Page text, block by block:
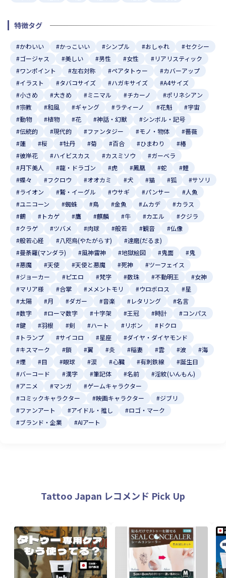
特徴タグ
#かわいい #かっこいい #シンプル #おしゃれ
#セクシー
#ゴージャス
#美しい #男性 #女性
#リアリスティック
#ワンポイント
#左右対称 #ペアタトゥー
#カバーアップ
#イラスト
#タバコサイズ #ハガキサイズ
#A4サイズ
#小さめ
#大きめ #ミニマル #チカーノ
#ポリネシアン
#宗教
#和風 #ギャング #ラティーノ #花魁
#宇宙
#動物
#植物 #花 #神話・幻獣
#シンボル・記号
#伝統的
#現代的 #ファンタジー #モノ・物体
#薔薇
#蓮
#桜 #牡丹 #菊 #百合 #ひまわり
#椿
#彼岸花
#ハイビスカス #カスミソウ
#ガーベラ
#月下美人
#龍・ドラゴン #虎 #鳳凰 #蛇
#鯉
#蝶々
#フクロウ #オオカミ #犬 #猫 #狐
#サソリ
#ライオン
#鷲・イーグル #ウサギ #パンサー
#人魚
#ユニコーン
#蜘蛛 #鳥 #金魚 #ムカデ
#カラス
#鶴
#トカゲ #鷹 #麒麟 #牛 #カエル
#クジラ
#クラゲ
#ツバメ #肉球 #般若 #観音
#仏像
#般若心経
#八咫烏(やたがらす)
#達磨(だるま)
#曼荼羅(マンダラ)
#風神雷神 #地獄絵図 #鬼面
#鬼
#悪魔
#天使 #天使と悪魔 #死神
#ツーフェイス
#ジョーカー
#ピエロ #梵字 #数珠 #不動明王
#女神
#マリア様
#合掌 #メメントモリ #ウロボロス
#星
#太陽
#月 #ダガー #音楽 #レタリング
#名言
#数字
#ローマ数字 #十字架 #王冠 #時計
#コンパス
#鍵
#羽根 #剣 #ハート #リボン
#ドクロ
#トランプ
#サイコロ #星座
#ダイヤ・ダイヤモンド
#キスマーク
#鎖 #翼 #炎 #稲妻 #雲 #波
#海
#煙
#目 #眼球 #涙 #心臓 #有刺鉄線
#誕生日
#バーコード
#漢字 #筆記体 #名前
#淫紋(いんもん)
#アニメ
#マンガ
#ゲームキャラクター
#コミックキャラクター
#映画キャラクター
#ジブリ
#ファンアート
#アイドル・推し
#ロゴ・マーク
#ブランド・企業
#AIアート
Tattoo Japan レコメンド Pick Up